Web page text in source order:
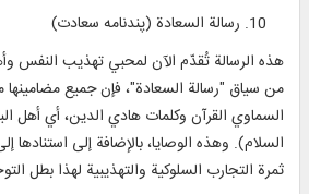
رسالة السعادة (پندنامه سعادت)
هذه الرسالة تُقدّم الآن لمحبي تهذيب النفس
من سياق "رسالة السعادة"، فإن جميع
السماوي القرآن وكلمات هادي الدين، أي أهل
السلام). وهذه الوصايا، بالإضافة إلى استنادها
ثمرة التجارب السلوكية والتهذيبية لهذا بطل